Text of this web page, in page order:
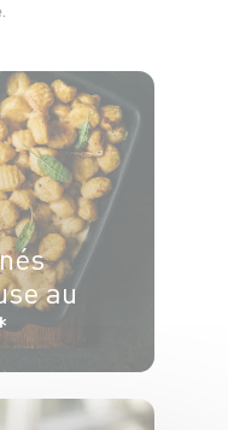
au